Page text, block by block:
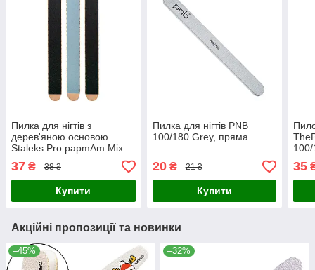
Пилка для нігтів з
дерев'яною основою
Staleks Pro papmAm Mix
37 ₴ 38 ₴
Купити
Пилка для нігтів PNB
100/180 Grey, пряма
20₴ 21 ₴
Купити
100/
35
Акційні пропозиції та новинки
–45% –32%